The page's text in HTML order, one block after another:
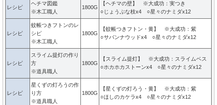
レシピ
ヘチマ図鑑
※木工職人
1800G
【ヘチマの壁】 ※大成功：実つき
○じょうぶな枝x4 ○星々のナミダx12
レシピ
蚊帳つきフトンのレ
シピ
※木工職人
1800G
【蚊帳つきフトン・黄】 ※大成功：紫
○サバンナウッドx4 ○星々のナミダx12
レシピ
スライム提灯の作り
方
※道具職人
1800G
【スライム提灯】 ※大成功：スライムベス
○ホカホカストーンx4 ○星々のナミダx12
レシピ
星くずの灯ろうの作
り方
※道具職人
1800G
【星くずの灯ろう・黄】 ※大成功：紫
○ほしのカケラx4 ○星々のナミダx12